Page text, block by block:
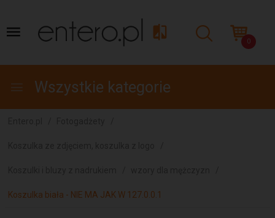
0
Wszystkie kategorie
Koszulka biała - NIE MA JAK W 127.0.0.1